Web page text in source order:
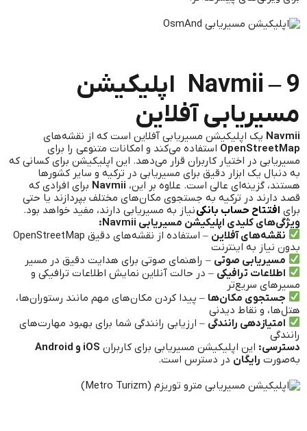
Navmii – 9 اپلیکیشن
مسیریابی آفلاین
Navmii یک اپلیکیشن مسیریابی آفلاین است که از نقشه‌های
OpenStreetMap استفاده می‌کند و امکانات متنوعی را برای
مسیریابی در اختیار کاربران قرار می‌دهد. این اپلیکیشن برای کسانی که
به دنبال یک ابزار دقیق برای مسیریابی در ترکیه و سایر کشورها
هستند، گزینه‌ای عالی است. علاوه بر این، Navmii برای افرادی که
قصد دارند در ترکیه به جستجوی مکان‌های مختلف بپردازند یا حتی
برای افتتاح حساب بانکینیاز به مسیریابی دارند، مفید خواهد بود.
ویژگی‌های کلیدی اپلیکیشن مسیریابی Navmii:
نقشه‌های آفلاین
– استفاده از نقشه‌های دقیق OpenStreetMap
بدون نیاز به اینترنت
مسیریابی صوتی – راهنمای صوتی برای هدایت دقیق در مسیر
اطلاعات ترافیکی – در حالت آنلاین نمایش اطلاعات ترافیکی و
مسیرهای سریع‌تر
جستجوی مکان‌ها – پیدا کردن مکان‌های مهم مانند رستوران‌ها،
هتل‌ها، و نقاط دیدنی
امتیازدهی رانندگی – ارزیابی رانندگی شما برای بهبود مهارت‌های
رانندگی
دسترسی: این اپلیکیشن مسیریابی برای کاربران iOS و Android
به‌صورت رایگان در دسترس است.